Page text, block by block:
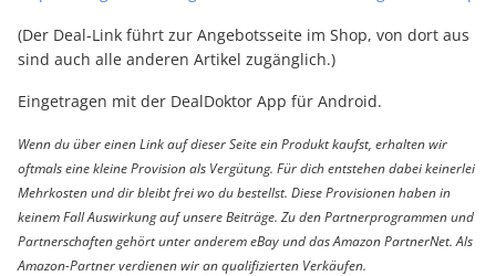
(Der Deal-Link führt zur Angebotsseite im Shop, von dort aus
sind auch alle anderen Artikel zugänglich.)
Eingetragen mit der DealDoktor App für Android.
Wenn du über einen Link auf dieser Seite ein Produkt kaufst, erhalten wir
oftmals eine kleine Provision als Vergütung. Für dich entstehen dabei keinerlei
Mehrkosten und dir bleibt frei wo du bestellst. Diese Provisionen haben in
keinem Fall Auswirkung auf unsere Beiträge. Zu den Partnerprogrammen und
Partnerschaften gehört unter anderem eBay und das Amazon PartnerNet. Als
Amazon-Partner verdienen wir an qualifizierten Verkäufen.